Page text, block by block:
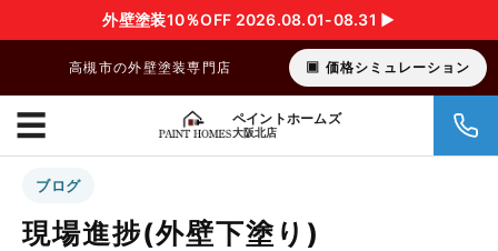
外壁塗装10％OFF 2026.08.01-08.31 ▶︎
高槻市の外壁塗装専門店 価格シミュレーション
ペイントホームズ
大阪北店
☰
ブログ
現場進捗(外壁下塗り)